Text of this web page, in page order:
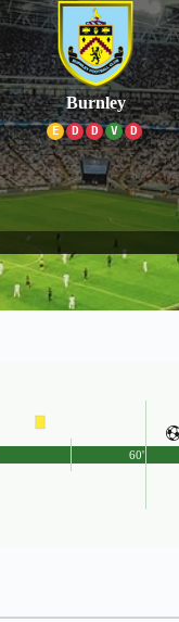
Burnley
E D D V D
60'